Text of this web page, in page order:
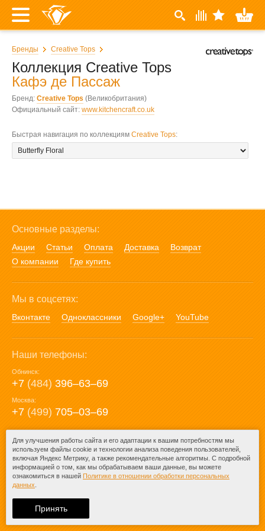
Бренды Creative Tops
Коллекция Creative Tops
Кафэ де Пассаж
Бренд: Creative Tops (Великобритания)
Официальный сайт: www.kitchencraft.co.uk
Быстрая навигация по коллекциям Creative Tops:
Основные разделы:
Акции Статьи Оплата Доставка
Возврат
О компании
Где купить
Мы в соцсетях:
Вконтакте Одноклассники Google+ YouTube
Наши телефоны:
Обнинск:
+7 (484) 396‒63‒69
Москва:
+7 (499) 705‒03‒69
E-mail:
mail@posuda40.ru
При любом копировании информации
ссылка на
Для улучшения работы сайта и его адаптации к вашим потребностям мы
используем файлы cookie и технологии анализа поведения пользователей,
включая Яндекс Метрику, а также рекомендательные алгоритмы. С подробной
информацией о том, как мы обрабатываем ваши данные, вы можете
ознакомиться в нашей Политике в отношении обработки персональных
данных
Принять